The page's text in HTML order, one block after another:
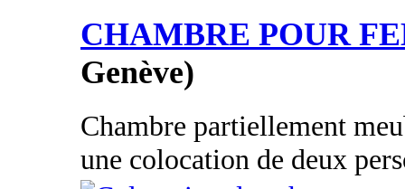
CHAMBRE POUR
Genève)
Chambre partiellement
une colocation de deux